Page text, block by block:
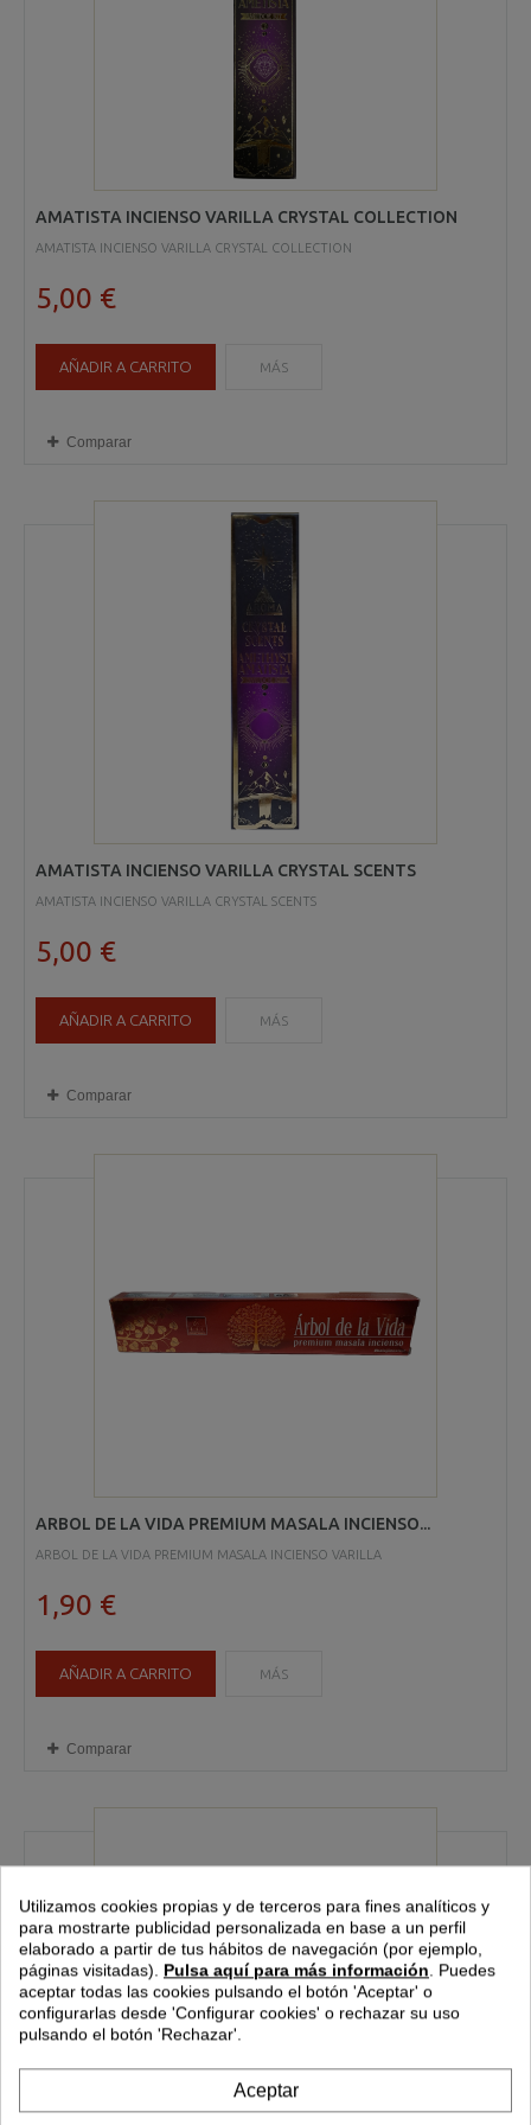
AMATISTA INCIENSO VARILLA CRYSTAL COLLECTION
AMATISTA INCIENSO VARILLA CRYSTAL COLLECTION
5,00 €
AÑADIR A CARRITO MÁS
Comparar
AMATISTA INCIENSO VARILLA CRYSTAL SCENTS
AMATISTA INCIENSO VARILLA CRYSTAL SCENTS
5,00 €
AÑADIR A CARRITO MÁS
Comparar
ARBOL DE LA VIDA PREMIUM MASALA INCIENSO...
ARBOL DE LA VIDA PREMIUM MASALA INCIENSO VARILLA
1,90 €
AÑADIR A CARRITO MÁS
Comparar
Utilizamos cookies propias y de terceros para fines analíticos y
para mostrarte publicidad personalizada en base a un perfil
elaborado a partir de tus hábitos de navegación (por ejemplo,
páginas visitadas). Pulsa aquí para más información. Puedes
aceptar todas las cookies pulsando el botón 'Aceptar' o
configurarlas desde 'Configurar cookies' o rechazar su uso
pulsando el botón 'Rechazar'.
Aceptar